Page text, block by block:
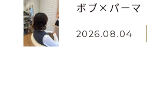
ボブ×パーマ
2026.08.04